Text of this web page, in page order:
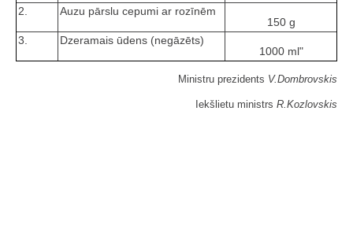
2.
Auzu pārslu cepumi ar rozīnēm
150 g
3.
Dzeramais ūdens (negāzēts)
1000 ml"
Ministru prezidents V.Dombrovskis
Iekšlietu ministrs R.Kozlovskis